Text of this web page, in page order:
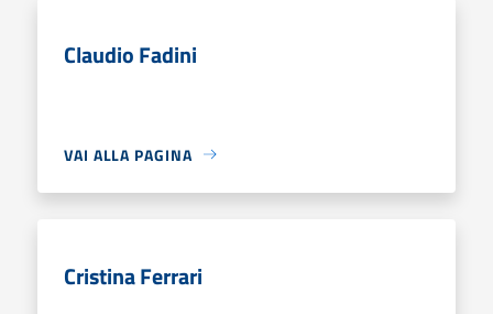
Claudio Fadini
VAI ALLA PAGINA
Cristina Ferrari